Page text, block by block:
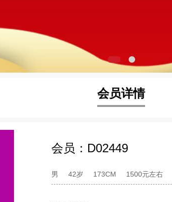
会员详情
会员： D02449
男 42岁 173CM 1500元左右